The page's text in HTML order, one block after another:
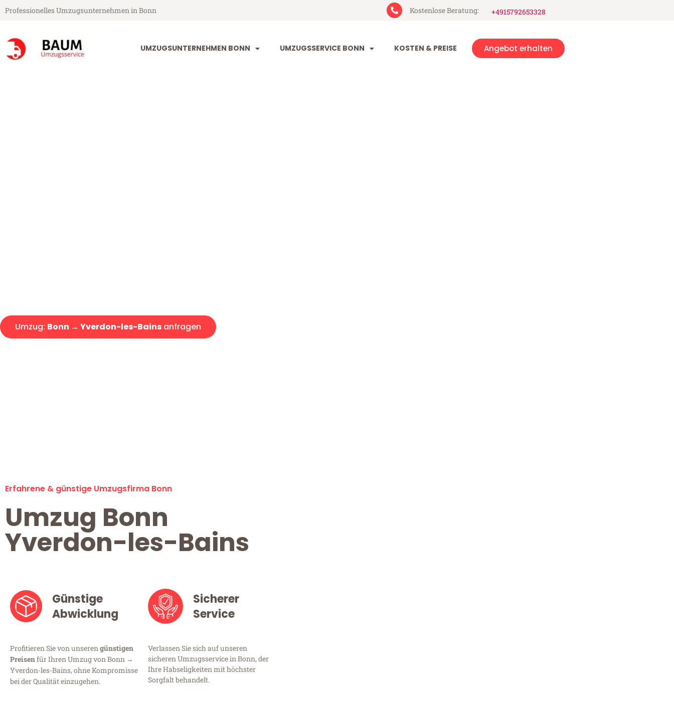
Professionelles Umzugsunternehmen in Bonn Kostenlose Beratung: +4915792653328
UMZUGSUNTERNEHMEN BONN UMZUGSSERVICE BONN KOSTEN & PREISE Angebot erhalten
Umzug: Bonn → Yverdon-les-Bains anfragen
Erfahrene & günstige Umzugsfirma Bonn
Umzug Bonn
Yverdon-les-Bains
Günstige
Abwicklung
Profitieren Sie von unserengünstigen
Preisenfür Ihren Umzug von Bonn →
Yverdon-les-Bains, ohne Kompromisse
bei der Qualität einzugehen.
Sicherer
Service
Verlassen Sie sich auf unseren
sicheren Umzugsservice in Bonn, der
Ihre Habseligkeiten mit höchster
Sorgfalt behandelt.